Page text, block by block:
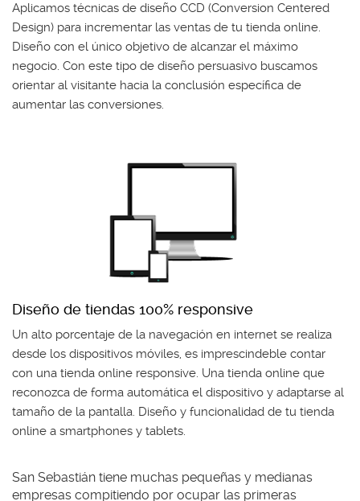
Aplicamos técnicas de diseño CCD (Conversion Centered
Design) para incrementar las ventas de tu tienda online.
Diseño con el único objetivo de alcanzar el máximo
negocio. Con este tipo de diseño persuasivo buscamos
orientar al visitante hacia la conclusión específica de
aumentar las conversiones.
Diseño de tiendas 100% responsive
Un alto porcentaje de la navegación en internet se realiza
desde los dispositivos móviles, es imprescindeble contar
con una tienda online responsive. Una tienda online que
reconozca de forma automática el dispositivo y adaptarse al
tamaño de la pantalla. Diseño y funcionalidad de tu tienda
online a smartphones y tablets.
San Sebastián tiene muchas pequeñas y medianas
empresas compitiendo por ocupar las primeras